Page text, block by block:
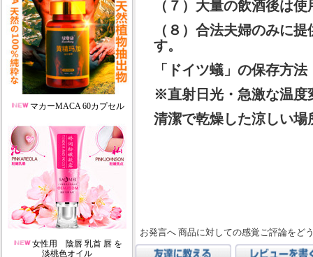
マカーMACA 60カプセル
女性用 陰唇 乳首 唇 を
淡桃色オイル
（７）大量の飲酒後は
（８）合法夫婦のみに
す。
「ドイツ蟻」の保存方法
※直射日光・急激な温度
清潔で乾燥した涼しい
お発言へ 商品に対しての感覚ご評論をど